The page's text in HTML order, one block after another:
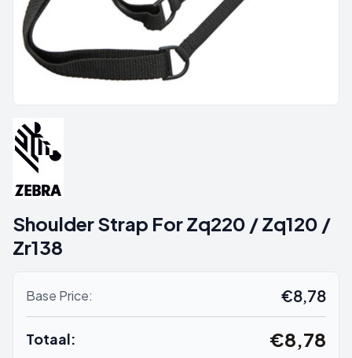
Shoulder Strap For Zq220 / Zq120 /
Zr138
Base Price: €8,78
Totaal: €8,78